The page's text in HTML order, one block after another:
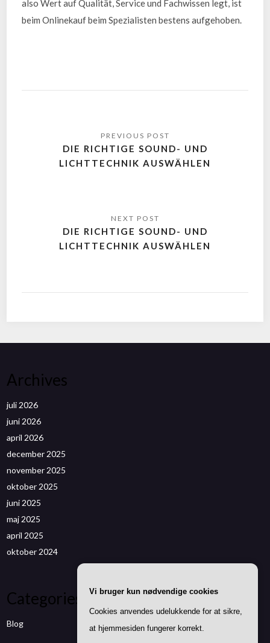
also Wert auf Qualität, Service und Fachwissen legt, ist
beim Onlinekauf beim Spezialisten bestens aufgehoben.
DIE RICHTIGE SOUND- UND
LICHTTECHNIK AUSWÄHLEN
DIE RICHTIGE SOUND- UND
LICHTTECHNIK AUSWÄHLEN
Archives
juli 2026
juni 2026
april 2026
december 2025
november 2025
oktober 2025
juni 2025
maj 2025
april 2025
oktober 2024
Categories
Blog
Vi bruger kun nødvendige cookies
Cookies anvendes udelukkende for at sikre,
at hjemmesiden fungerer korrekt.